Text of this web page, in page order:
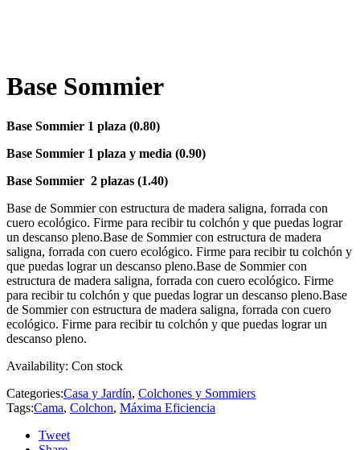
Base Sommier
Base Sommier 1 plaza (0.80)
Base Sommier 1 plaza y media (0.90)
Base Sommier 2 plazas (1.40)
Base de Sommier con estructura de madera saligna, forrada con
cuero ecológico. Firme para recibir tu colchón y que puedas lograr
un descanso pleno.Base de Sommier con estructura de madera
saligna, forrada con cuero ecológico. Firme para recibir tu colchón y
que puedas lograr un descanso pleno.Base de Sommier con
estructura de madera saligna, forrada con cuero ecológico. Firme
para recibir tu colchón y que puedas lograr un descanso pleno.Base
de Sommier con estructura de madera saligna, forrada con cuero
ecológico. Firme para recibir tu colchón y que puedas lograr un
descanso pleno.
Availability: Con stock
Categories:Casa y Jardín, Colchones y Sommiers
Tags:Cama, Colchon, Máxima Eficiencia
Tweet